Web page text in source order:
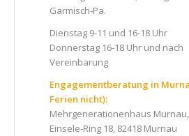
Garmisch-Pa.
Dienstag 9-11 und 16-18 Uhr
Donnerstag 16-18 Uhr und nach
Vereinbarung
Engagementberatung in
Ferien nicht):
Mehrgenerationenhaus
Einsele-Ring 18, 82418 Murnau